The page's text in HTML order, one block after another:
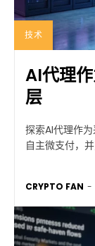
技术
AI代理
层
探索AI代理作
自主微支付，
CRYPTO FAN -